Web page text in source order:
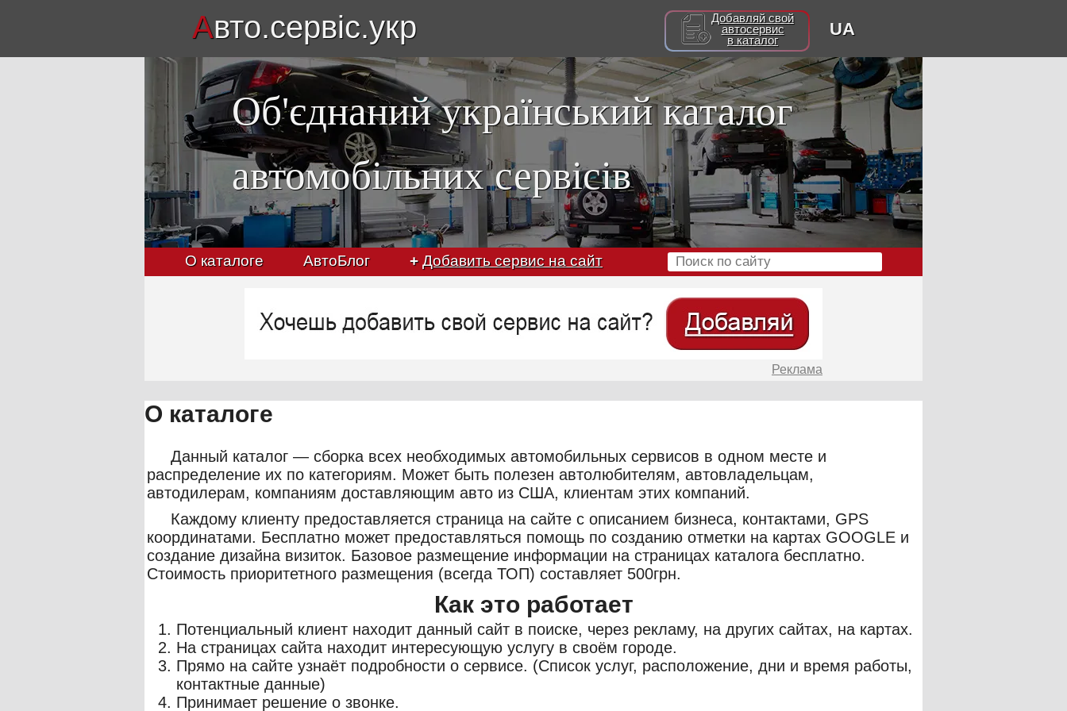
Авто.сервіс.укр
Добавляй свой
автосервис
в каталог
UA
Об'єднаний український каталог
автомобільних сервісів
О каталоге АвтоБлог + Добавить сервис на сайт
Реклама
О каталоге
Данный каталог — сборка всех необходимых автомобильных сервисов в одном месте и
распределение их по категориям. Может быть полезен автолюбителям, автовладельцам,
автодилерам, компаниям доставляющим авто из США, клиентам этих компаний.
Каждому клиенту предоставляется страница на сайте с описанием бизнеса, контактами, GPS
координатами. Бесплатно может предоставляться помощь по созданию отметки на картах GOOGLE и
создание дизайна визиток. Базовое размещение информации на страницах каталога бесплатно.
Стоимость приоритетного размещения (всегда ТОП) составляет 500грн.
Как это работает
Потенциальный клиент находит данный сайт в поиске, через рекламу, на других сайтах, на картах.
На страницах сайта находит интересующую услугу в своём городе.
Прямо на сайте узнаёт подробности о сервисе. (Список услуг, расположение, дни и время работы,
контактные данные)
Принимает решение о звонке.